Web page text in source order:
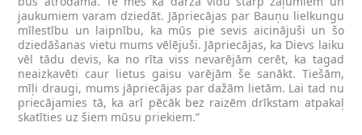
jaukumiem varam dziedāt. Jāpriecājas par Bauņu lielkungu
mīlestību un laipnību, ka mūs pie sevis aicinājuši un šo
dziedāšanas vietu mums vēlējuši. Jāpriecājas, ka Dievs laiku
vēl tādu devis, ka no rīta viss nevarējām cerēt, ka tagad
neaizkavēti caur lietus gaisu varējām še sanākt. Tiešām,
mīļi draugi, mums jāpriecājas par dažām lietām. Lai tad nu
priecājamies tā, ka arī pēcāk bez raizēm drīkstam atpakaļ
skatīties uz šiem mūsu priekiem.”